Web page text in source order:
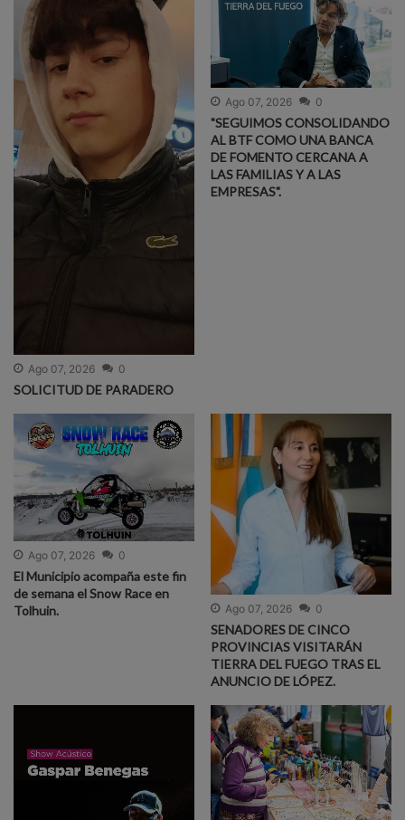
Ago 07, 2026 0
SOLICITUD DE PARADERO
Ago 07, 2026 0
"SEGUIMOS CONSOLIDANDO
AL BTF COMO UNA BANCA
DE FOMENTO CERCANA A
LAS FAMILIAS Y A LAS
EMPRESAS".
Ago 07, 2026 0
El Municipio acompaña este fin
de semana el Snow Race en
Tolhuin.
Ago 07, 2026 0
SENADORES DE CINCO
PROVINCIAS VISITARÁN
TIERRA DEL FUEGO TRAS EL
ANUNCIO DE LÓPEZ.